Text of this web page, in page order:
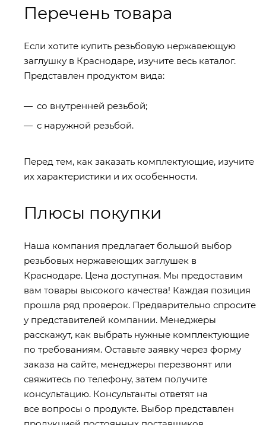
Перечень товара
Если хотите купить резьбовую нержавеющую
заглушку в Краснодаре, изучите весь каталог.
Представлен продуктом вида:
со внутренней резьбой;
с наружной резьбой.
Перед тем, как заказать комплектующие, изучите
их характеристики и их особенности.
Плюсы покупки
Наша компания предлагает большой выбор
резьбовых нержавеющих заглушек в
Краснодаре. Цена доступная. Мы предоставим
вам товары высокого качества! Каждая позиция
прошла ряд проверок. Предварительно спросите
у представителей компании. Менеджеры
расскажут, как выбрать нужные комплектующие
по требованиям. Оставьте заявку через форму
заказа на сайте, менеджеры перезвонят или
свяжитесь по телефону, затем получите
консультацию. Консультанты ответят на
все вопросы о продукте. Выбор представлен